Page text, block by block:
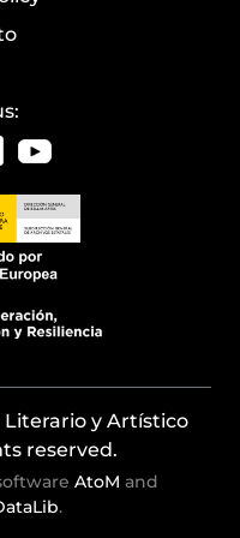
y Artístico
reserved.
AtoM and
.